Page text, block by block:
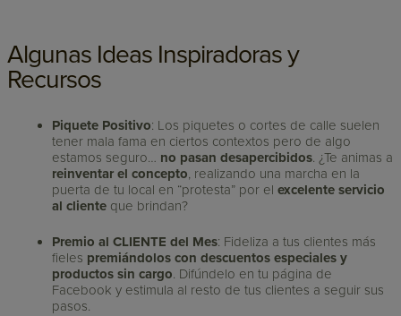
Algunas Ideas Inspiradoras y
Recursos
Piquete Positivo: Los piquetes o cortes de calle suelen
tener mala fama en ciertos contextos pero de algo
estamos seguro… no pasan desapercibidos. ¿Te animas a
reinventar el concepto, realizando una marcha en la
puerta de tu local en “protesta” por elexcelente servicio
al cliente que brindan?
Premio al CLIENTE del Mes: Fideliza a tus clientes más
fieles premiándolos con descuentos especiales y
productos sin cargo. Difúndelo en tu página de
Facebook y estimula al resto de tus clientes a seguir sus
pasos.